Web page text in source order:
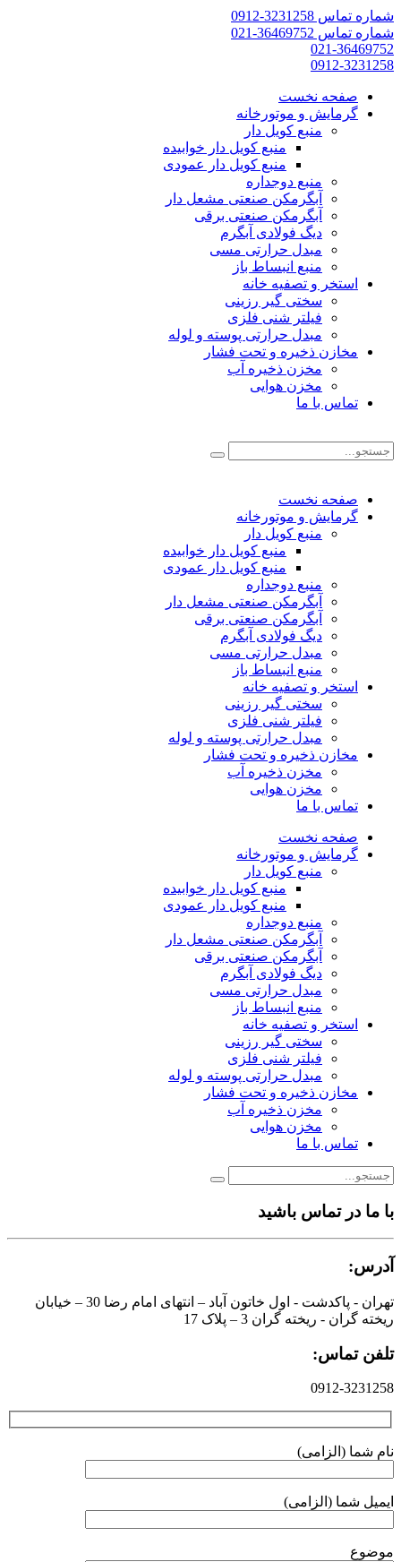
شماره تماس 3231258-0912
شماره تماس 36469752-021
021-36469752
0912-3231258
صفحه نخست
گرمایش و موتورخانه
منبع کویل دار
منبع کویل دار خوابیده
منبع کویل دار عمودی
منبع دوجداره
آبگرمکن صنعتی مشعل دار
آبگرمکن صنعتی برقی
دیگ فولادی آبگرم
مبدل حرارتی مسی
منبع انبساط باز
استخر و تصفیه خانه
سختی گیر رزینی
فیلتر شنی فلزی
مبدل حرارتی پوسته و لوله
مخازن ذخیره و تحت فشار
مخزن ذخیره آب
مخزن هوایی
تماس با ما
صفحه نخست
گرمایش و موتورخانه
منبع کویل دار
منبع کویل دار خوابیده
منبع کویل دار عمودی
منبع دوجداره
آبگرمکن صنعتی مشعل دار
آبگرمکن صنعتی برقی
دیگ فولادی آبگرم
مبدل حرارتی مسی
منبع انبساط باز
استخر و تصفیه خانه
سختی گیر رزینی
فیلتر شنی فلزی
مبدل حرارتی پوسته و لوله
مخازن ذخیره و تحت فشار
مخزن ذخیره آب
مخزن هوایی
تماس با ما
صفحه نخست
گرمایش و موتورخانه
منبع کویل دار
منبع کویل دار خوابیده
منبع کویل دار عمودی
منبع دوجداره
آبگرمکن صنعتی مشعل دار
آبگرمکن صنعتی برقی
دیگ فولادی آبگرم
مبدل حرارتی مسی
منبع انبساط باز
استخر و تصفیه خانه
سختی گیر رزینی
فیلتر شنی فلزی
مبدل حرارتی پوسته و لوله
مخازن ذخیره و تحت فشار
مخزن ذخیره آب
مخزن هوایی
تماس با ما
با ما در تماس باشید
آدرس:
تهران - پاکدشت - اول خاتون آباد – انتهای امام رضا 30 – خیابان
ریخته گران - ریخته گران 3 – پلاک 17
تلفن تماس:
0912-3231258
نام شما (الزامی)
ایمیل شما (الزامی)
موضوع